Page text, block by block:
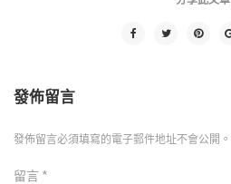
發佈留言
發佈留言必須填寫的電子郵件地址不會公開。
留言 *